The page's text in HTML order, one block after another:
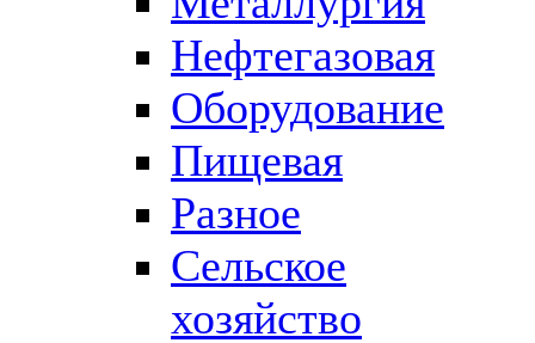
Нефтегазовая
Оборудование
Пищевая
Разное
Сельское
хозяйство